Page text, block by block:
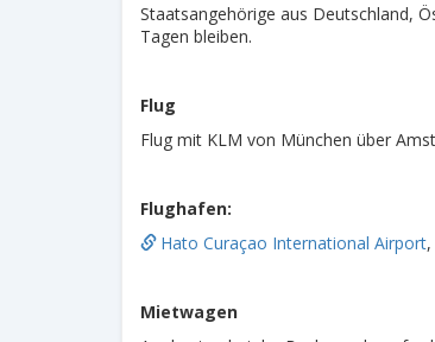
Staatsangehörige aus Deutschland,
Tagen bleiben.
Flug
Flug mit KLM von München über
Flughafen:
Hato Curaçao International Airport
Mietwagen